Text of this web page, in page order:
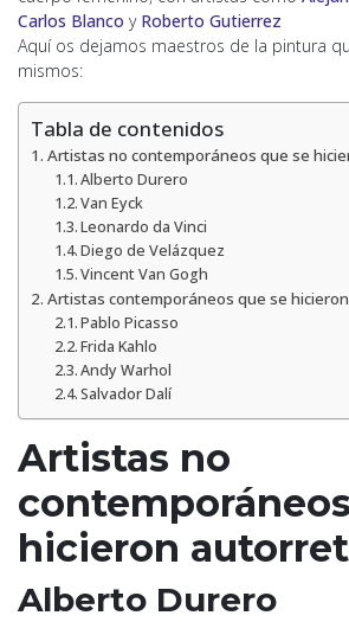
Carlos Blanco y Roberto Gutierrez
Aquí os dejamos maestros de la pintura
mismos:
Tabla de contenidos
Artistas no contemporáneos que se
Alberto Durero
Van Eyck
Leonardo da Vinci
Diego de Velázquez
Vincent Van Gogh
Artistas contemporáneos que se
Pablo Picasso
Frida Kahlo
Andy Warhol
Salvador Dalí
Artistas no
hicieron
Alberto Durero